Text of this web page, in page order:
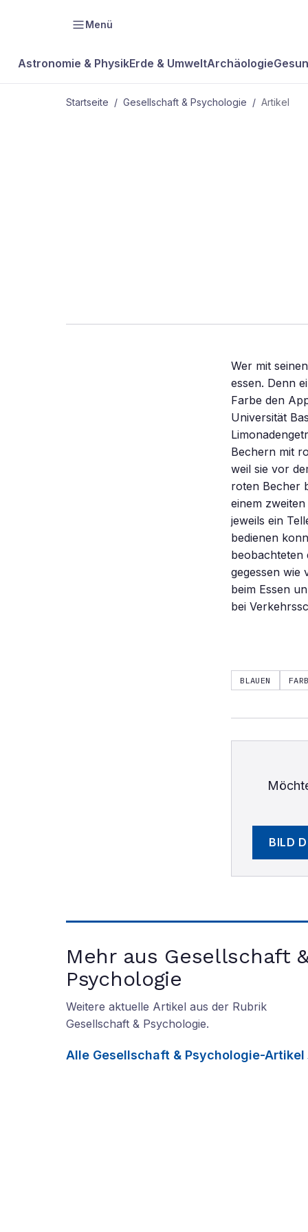
Menü
Astronomie & PhysikErde & UmweltArchäologie
Startseite / Gesellschaft & Psychologie / Artikel
Wer mit
essen. Denn
Farbe den
Universität
Bechern mit
weil sie vor
roten Becher
einem
jeweils ein
bedienen
beobachteten
gegessen wie
beim Essen
bei
BLAUEN
BILD
Mehr aus Gesellschaft
Psychologie
Weitere aktuelle Artikel aus der Rubrik
Gesellschaft & Psychologie.
Alle Gesellschaft & Psychologie-Artikel